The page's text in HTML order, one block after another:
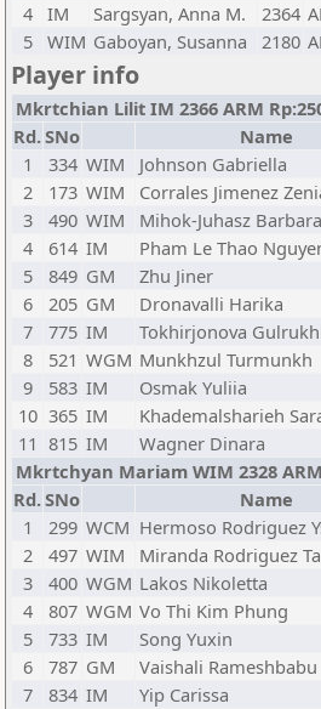
4 IM Sargsyan, Anna M. 2364
5 WIM Gaboyan, Susanna 2180
Player info
Mkrtchian Lilit IM 2366 ARM
Rd.SNo Name
1
334 WIM Johnson Gabriella
2
173 WIM Corrales Jimenez
3
490 WIM Mihok-Juhasz Barbara
4
614 IM Pham Le Thao
5
849 GM Zhu Jiner
6
205 GM Dronavalli Harika
7
775 IM Tokhirjonova
8
521 WGM Munkhzul Turmunkh
9
583 IM Osmak Yuliia
10 365 IM Khademalsharieh
11 815 IM Wagner Dinara
Mkrtchyan Mariam WIM 2328
Rd.SNo Name
1
299 WCM Hermoso Rodriguez
2
497 WIM Miranda Rodriguez
3
400 WGM Lakos Nikoletta
4
807 WGM Vo Thi Kim Phung
5
733 IM Song Yuxin
6
787 GM Vaishali Rameshbabu
7
834 IM Yip Carissa